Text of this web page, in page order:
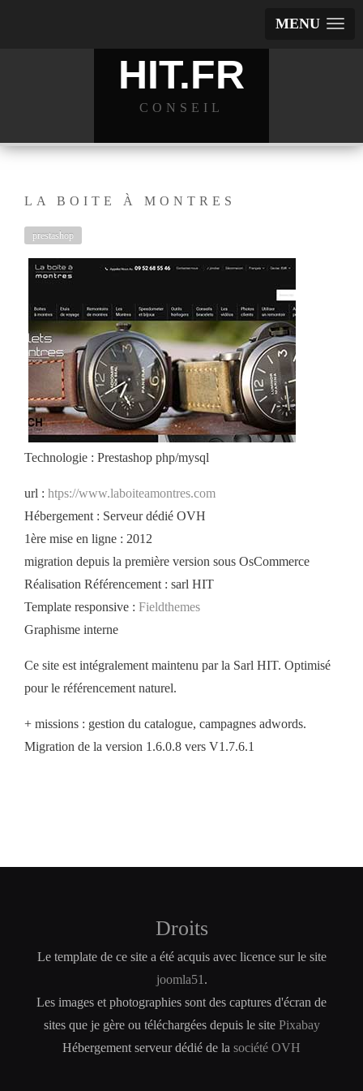
MENU
HIT.FR
CONSEIL
LA BOITE À MONTRES
prestashop
Technologie : Prestashop php/mysql
url : htps://www.laboiteamontres.com
Hébergement : Serveur dédié OVH
1ère mise en ligne : 2012
migration depuis la première version sous OsCommerce
Réalisation Référencement : sarl HIT
Template responsive : Fieldthemes
Graphisme interne
Ce site est intégralement maintenu par la Sarl HIT. Optimisé
pour le référencement naturel.
+ missions : gestion du catalogue, campagnes adwords.
Migration de la version 1.6.0.8 vers V1.7.6.1
Droits
Le template de ce site a été acquis avec licence sur le site
joomla51 .
Les images et photographies sont des captures d'écran de
sites que je gère ou téléchargées depuis le site Pixabay
Hébergement serveur dédié de la société OVH